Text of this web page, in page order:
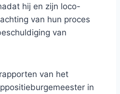
hij en zijn loco-
van hun proces
van
van het
in